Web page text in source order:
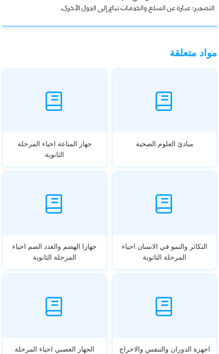
التصدير: عبارة عن السلع والخدمات تباع إلى الدول الأخرى.
مواد متعلقة
مبادئ العلوم الصحية
جهاز المناعة احياء المرحلة
الثانوية
التكاثر والنمو في الانسان احياء
المرحلة الثانوية
جهازا الهضم والغدد الصم احياء
المرحلة الثانوية
اجهزة الدوران والتنفس والاخراج الجهاز العصبي احياء المرحلة